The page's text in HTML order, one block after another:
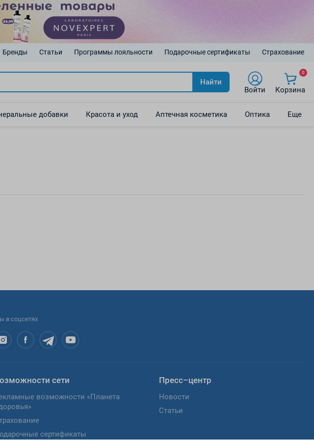
Бренды Статьи Программы лояльности Подарочные сертификаты Страхование
Найти
Войти
0
Корзина
добавки Красота и уход Аптечная косметика Оптика Еще
в соцсетях
сети
возможности «Планета
сертификаты
Пресс–центр
Новости
Статьи